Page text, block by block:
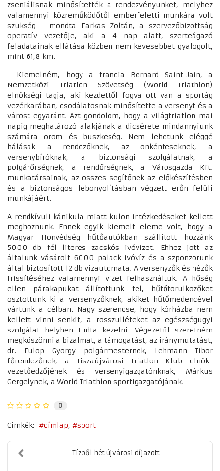
zseniálisnak minősítették a rendezvényünket, melyhez
valamennyi közreműködőtől emberfeletti munkára volt
szükség - mondta Farkas Zoltán, a szervezőbizottság
operatív vezetője, aki a 4 nap alatt, szerteágazó
feladatainak ellátása közben nem kevesebbet gyalogolt,
mint 61,8 km.
- Kiemelném, hogy a francia Bernard Saint-Jain, a
Nemzetközi Triatlon Szövetség (World Triathlon)
elnökségi tagja, aki kezdettől fogva ott van a sportág
vezérkarában, csodálatosnak minősítette a versenyt és a
várost egyaránt. Azt gondolom, hogy a világtriatlon mai
napig meghatározó alakjának a dicsérete mindannyiunk
számára öröm és büszkeség. Nem lehetünk eléggé
hálásak a rendezőknek, az önkénteseknek, a
versenybíróknak, a biztonsági szolgálatnak, a
polgárőrségnek, a rendőrségnek, a Városgazda Kft.
munkatársainak, az összes segítőnek az előkészítésben
és a biztonságos lebonyolításban végzett erőn felüli
munkájáért.
A rendkívüli kánikula miatt külön intézkedéseket kellett
meghoznunk. Ennek egyik kiemelt eleme volt, hogy a
Magyar Honvédség hűtőautókban szállított hozzánk
5000 db fél literes zacskós ivóvizet. Ehhez jött az
általunk vásárolt 6000 palack ivóvíz és a szponzorunk
által biztosított 12 db vízautomata. A versenyzők és nézők
frissítéséhez valamennyi vizet felhasználtuk. A hőség
ellen párakapukat állítottunk fel, hűtőtörülközőket
osztottunk ki a versenyzőknek, akiket hűtőmedencével
vártunk a célban. Nagy szerencse, hogy kórházba nem
kellett vinni senkit, a rosszulléteket az egészségügyi
szolgálat helyben tudta kezelni. Végezetül szeretném
megköszönni a bizalmat, a támogatást, az iránymutatást,
dr. Fülöp György polgármesternek, Lehmann Tibor
főrendezőnek, a Tiszaújvárosi Triatlon Klub elnök-
vezetőedzőjének és versenyigazgatónknak, Márkus
Gergelynek, a World Triathlon sportigazgatójának.
0
Címkék: címlap sport
Tízből hét újvárosi díjazott